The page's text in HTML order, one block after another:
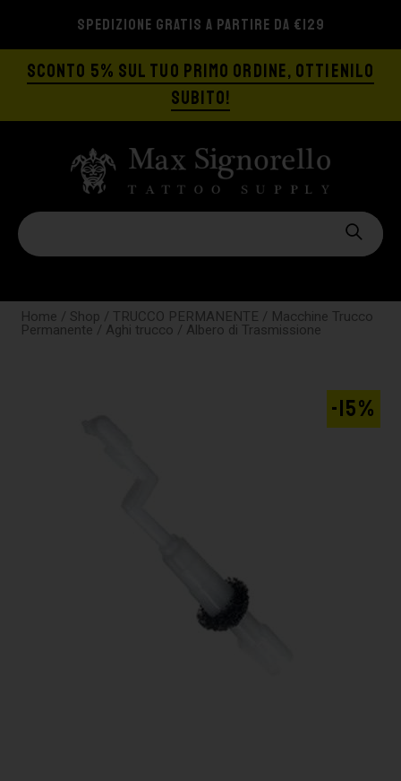
SPEDIZIONE GRATIS A PARTIRE DA €129
SCONTO 5% SUL TUO PRIMO ORDINE, OTTIENILO
SUBITO!
Home / Shop / TRUCCO PERMANENTE / Macchine Trucco
Permanente / Aghi trucco / Albero di Trasmissione
-15%